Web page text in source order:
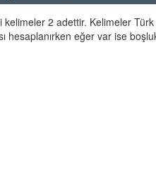
kelimeler 2 adettir. Kelimeler
hesaplanırken eğer var ise